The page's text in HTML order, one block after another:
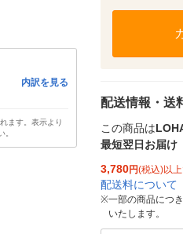
内訳を見る
ます。表示より
。
配送情報・送
この商品は
最短翌日お届け
3,780円(税込)以
配送料について
※一部の商品につ
いたします。